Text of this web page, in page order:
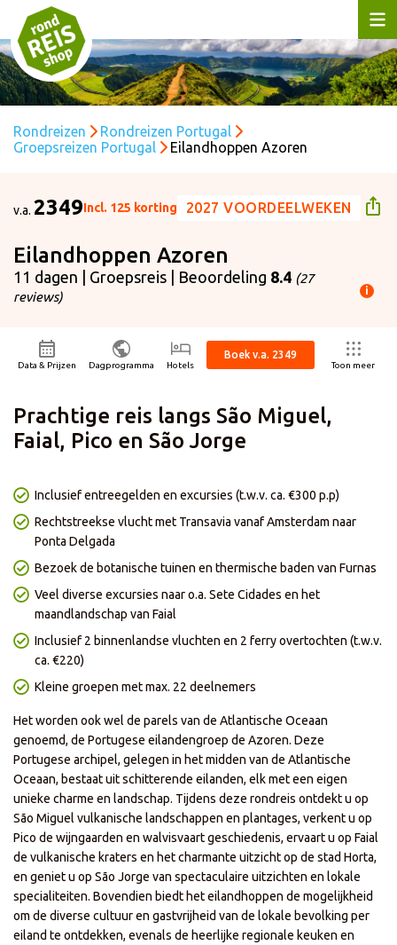
Rondreizen
Rondreizen Portugal
Groepsreizen Portugal
Eilandhoppen Azoren
v.a. 2349Incl. 125 korting
i
2027 VOORDEELWEKEN
Eilandhoppen Azoren
11 dagen | Groepsreis | Beoordeling 8.4 (27
reviews)
06-05-2027
11 dagen
- Enkel geldig voor nieuwe boekingen met vertrek in 2027
- Korting is niet geldig bij het afnemen van enkel het reisgedeelte
- Korting is niet geldig op onze zelf samenstellen reizen
- Prijzen en kortingen kunnen dagelijks verschillen per reis of
- De actie loopt t/m 18 augustus
Data & Prijzen Dagprogramma Hotels
Boek v.a. 2349
Toon meer
Prachtige reis langs São Miguel,
Faial, Pico en São Jorge
Inclusief entreegelden en excursies (t.w.v. ca. €300 p.p)
Rechtstreekse vlucht met Transavia vanaf Amsterdam naar
Ponta Delgada
Bezoek de botanische tuinen en thermische baden van Furnas
Veel diverse excursies naar o.a. Sete Cidades en het
maandlandschap van Faial
Inclusief 2 binnenlandse vluchten en 2 ferry overtochten (t.w.v.
ca. €220)
Kleine groepen met max. 22 deelnemers
Het worden ook wel de parels van de Atlantische Oceaan
genoemd, de Portugese eilandengroep de Azoren. Deze
Portugese archipel, gelegen in het midden van de Atlantische
Oceaan, bestaat uit schitterende eilanden, elk met een eigen
unieke charme en landschap. Tijdens deze rondreis ontdekt u op
São Miguel vulkanische landschappen en plantages, verkent u op
Pico de wijngaarden en walvisvaart geschiedenis, ervaart u op Faial
de vulkanische kraters en het charmante uitzicht op de stad Horta,
en geniet u op São Jorge van spectaculaire uitzichten en lokale
specialiteiten. Bovendien biedt het eilandhoppen de mogelijkheid
om de diverse cultuur en gastvrijheid van de lokale bevolking per
eiland te ontdekken, evenals de heerlijke regionale keuken en